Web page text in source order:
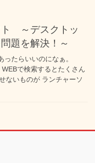
ト ～デスクトッ
題を解決！～
たらいいのになぁ。
で検索するとたくさん
ないものが ランチャーソ